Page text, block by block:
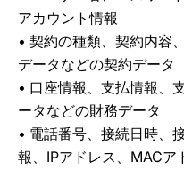
アカウント情報
• 契約の種類、契約内容
データなどの契約データ
• 口座情報、支払情報、
ータなどの財務データ
• 電話番号、接続日時、
報、IPアドレス、MACア